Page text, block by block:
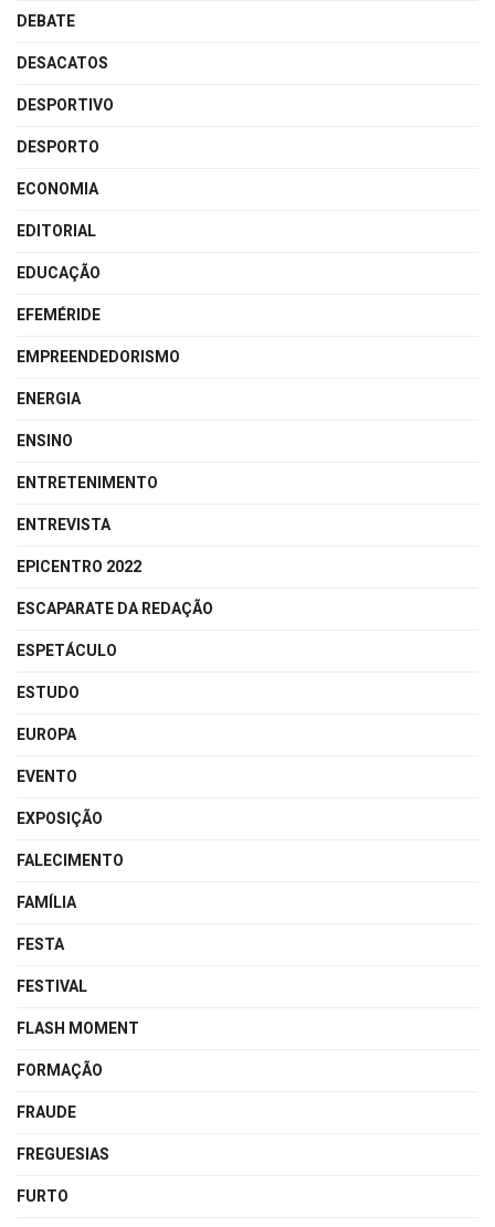
DEBATE
DESACATOS
DESPORTIVO
DESPORTO
ECONOMIA
EDITORIAL
EDUCAÇÃO
EFEMÉRIDE
EMPREENDEDORISMO
ENERGIA
ENSINO
ENTRETENIMENTO
ENTREVISTA
EPICENTRO 2022
ESCAPARATE DA REDAÇÃO
ESPETÁCULO
ESTUDO
EUROPA
EVENTO
EXPOSIÇÃO
FALECIMENTO
FAMÍLIA
FESTA
FESTIVAL
FLASH MOMENT
FORMAÇÃO
FRAUDE
FREGUESIAS
FURTO